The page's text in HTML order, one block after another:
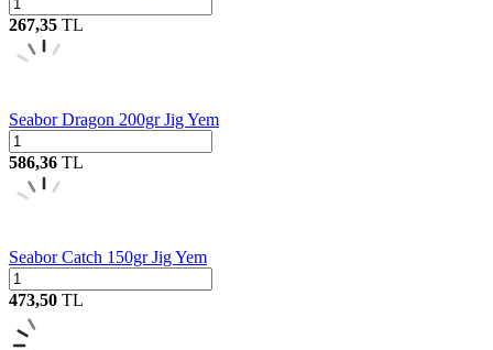
267,35 TL
Seabor Dragon 200gr Jig Yem
586,36 TL
Seabor Catch 150gr Jig Yem
473,50 TL